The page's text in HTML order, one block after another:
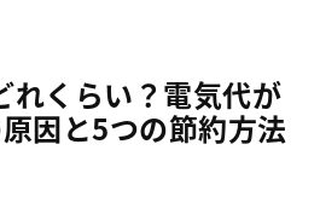
れくらい？電気代が
因と5つの節約方法